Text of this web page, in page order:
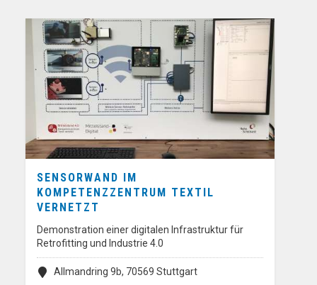
SENSORWAND IM
KOMPETENZZENTRUM TEXTIL
VERNETZT
Demonstration einer digitalen Infrastruktur für
Retrofitting und Industrie 4.0
Allmandring 9b, 70569 Stuttgart